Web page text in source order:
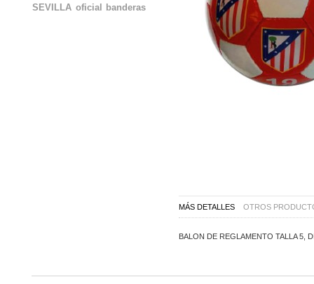
MÁS DETALLES OTROS
BALON DE REGLAMENTO TALLA 5,
SEVILLA oficial banderas